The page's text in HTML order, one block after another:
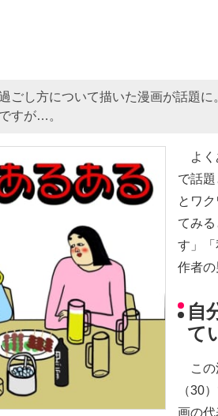
ごし方について描いた漫画が話題
すが…。
よく
で話
とワ
てみ
す」「
作者の
自
て
この
（30
画の代